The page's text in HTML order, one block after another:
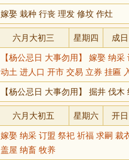
嫁娶 栽种 行丧 理发 修坟 作灶
六月大初三 星期四 成日
【杨公忌日 大事勿用】 嫁娶 纳
动土 进人口 开市 交易 立券 挂匾
【杨公忌日 大事勿用】 掘井 伐木
六月大初五 星期六 开日
嫁娶 纳采 订盟 祭祀 祈福 求嗣 裁
盖屋 纳畜 牧养